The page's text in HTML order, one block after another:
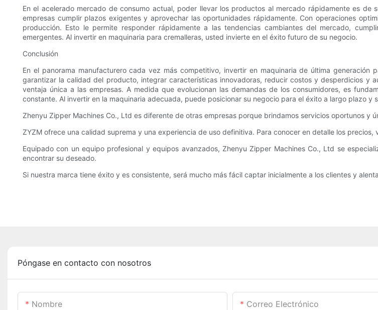
En el acelerado mercado de consumo actual, poder llevar los productos al mercado rápidamente es
empresas cumplir plazos exigentes y aprovechar las oportunidades rápidamente. Con operaciones
producción. Esto le permite responder rápidamente a las tendencias cambiantes del mercado,
emergentes. Al invertir en maquinaria para cremalleras, usted invierte en el éxito futuro de su negocio.
Conclusión
En el panorama manufacturero cada vez más competitivo, invertir en maquinaria de última
garantizar la calidad del producto, integrar características innovadoras, reducir costos y desperdicios y
ventaja única a las empresas. A medida que evolucionan las demandas de los consumidores, es
constante. Al invertir en la maquinaria adecuada, puede posicionar su negocio para el éxito a largo plazo
Zhenyu Zipper Machines Co., Ltd es diferente de otras empresas porque brindamos servicios oportunos y
ZYZM ofrece una calidad suprema y una experiencia de uso definitiva. Para conocer en detalle los precios,
Equipado con un equipo profesional y equipos avanzados, Zhenyu Zipper Machines Co., Ltd se
encontrar su deseado.
Si nuestra marca tiene éxito y es consistente, será mucho más fácil captar inicialmente a los clientes y
Póngase en contacto con nosotros
Nombre Correo Electrónico